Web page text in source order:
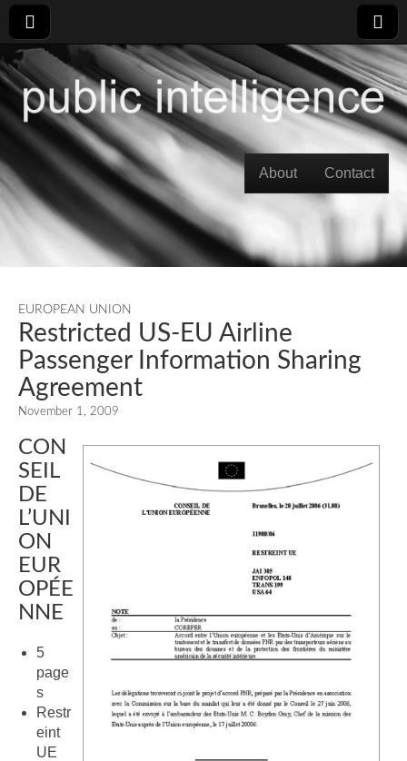
Main menu
About Contact
EUROPEAN UNION
Restricted US-EU Airline
Passenger Information Sharing
Agreement
November 1, 2009
CON
SEIL
DE
L’UNI
ON
EUR
OPÉE
NNE
5
page
s
Restr
eint
UE